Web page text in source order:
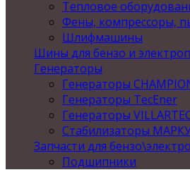
Тепловое
Фены, компрессоры,
Шлифмашины
Шины для бензо и
Генераторы
Генераторы
Генераторы TecEner
Генераторы
Стабилизаторы
Запчасти для
Подшипники